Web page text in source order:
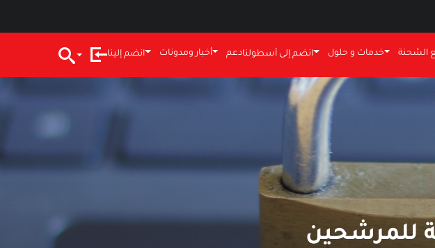
الشحنة خدمات و حلول انضم إلى أسطولنادعم أخبار ومدونات انضم إلينا
للمرشحين